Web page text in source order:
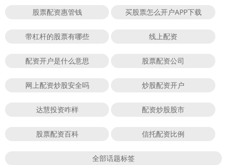
股票配资惠管钱 买股票怎么开户APP下载
带杠杆的股票有哪些 线上配资
配资开户是什么意思 股票配资公司
网上配资炒股安全吗 炒股配资开户
达慧投资咋样 配资炒股股市
股票配资百科 信托配资比例
全部话题标签